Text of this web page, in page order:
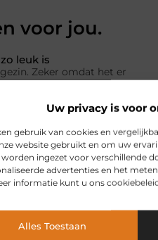
Uw privacy is voor
gebruik van cookies en
website gebruikt en om uw
ingezet voor verschillende
advertenties en het
informatie kunt u ons
Alles Toestaan
voor jou.
leuk is
Zeker omdat het er
één persoon weg is, druk
kan ook een investering
Waar goedkope
houden